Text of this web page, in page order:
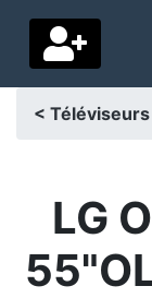
Pays de
Accueil
< Téléviseurs
LG